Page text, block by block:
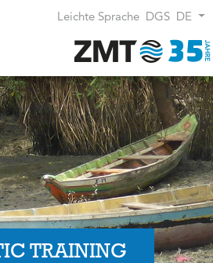
Leichte Sprache DGS DE
TRAINING